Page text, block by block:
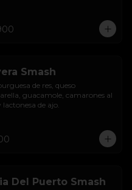
Smash
de res, queso
guacamole, camarones al
lactonesa de ajo.
Del Puerto Smash